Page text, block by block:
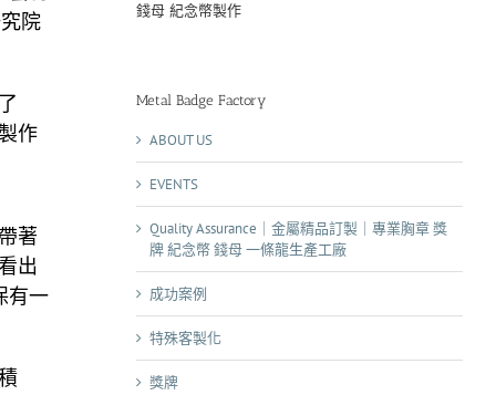
院
作
著
出
有一
錢母 紀念幣製作
Metal Badge Factory
ABOUT US
EVENTS
Quality Assurance｜金屬精品訂製｜專業胸章 獎
牌 紀念幣 錢母 一條龍生產工廠
成功案例
特殊客製化
獎牌